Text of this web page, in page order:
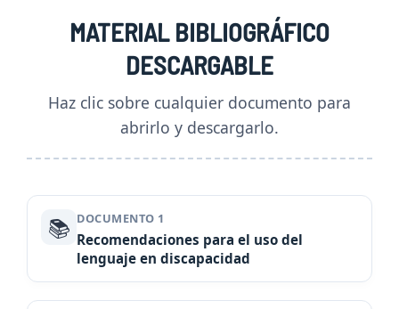
MATERIAL BIBLIOGRÁFICO
DESCARGABLE
Haz clic sobre cualquier documento para
abrirlo y descargarlo.
📚 DOCUMENTO 1
Recomendaciones para el uso del
lenguaje en discapacidad